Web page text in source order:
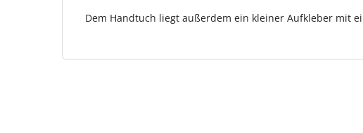
Dem Handtuch liegt außerdem ein kleiner Aufkleber mit